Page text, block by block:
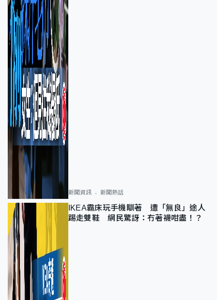
新聞資訊 新聞熱話
IKEA霸床玩手機瞓著 遭「無良」途人
踢走雙鞋 網民驚訝：冇著襪咁盡！？